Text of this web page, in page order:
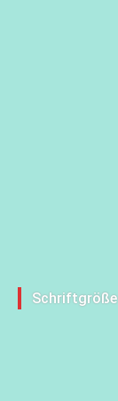
Schriftgröße